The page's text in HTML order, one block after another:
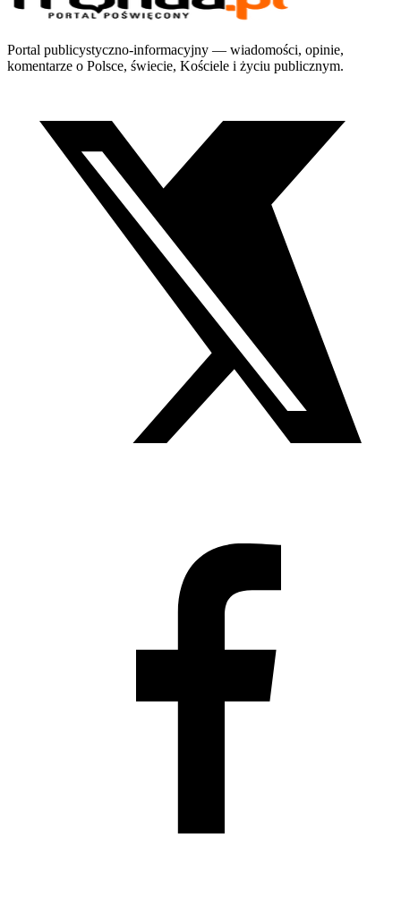
Portal publicystyczno-informacyjny — wiadomości, opinie,
komentarze o Polsce, świecie, Kościele i życiu publicznym.